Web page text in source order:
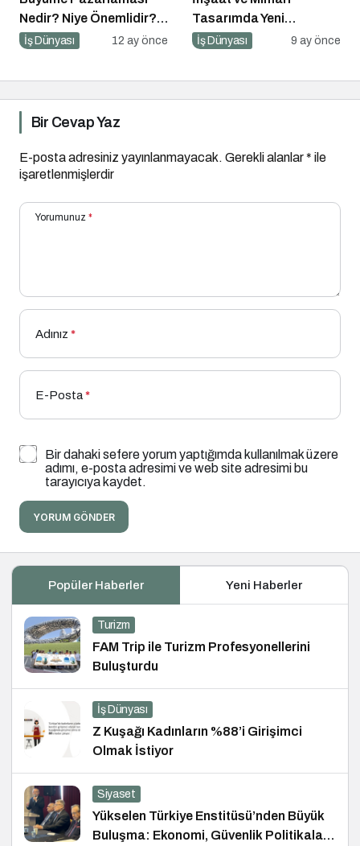
Nedir? Niye Önemlidir?
Growht Marketıng Nasıl
İş Dünyası 12 ay önce
Tasarımda Yeni
Standartlar Belirliyor
İş Dünyası 9 ay önce
Bir Cevap Yaz
E-posta adresiniz yayınlanmayacak. Gerekli alanlar* ile
işaretlenmişlerdir
Yorumunuz *
Adınız *
E-Posta*
Bir dahaki sefere yorum yaptığımda kullanılmak üzere
adımı, e-posta adresimi ve web site adresimi bu
tarayıcıya kaydet.
YORUM GÖNDER
Popüler Haberler Yeni Haberler
Turizm
FAM Trip ile Turizm Profesyonellerini
Buluşturdu
İş Dünyası
Z Kuşağı Kadınların %88’i Girişimci
Olmak İstiyor
Siyaset
Yükselen Türkiye Enstitüsü’nden Büyük
Buluşma: Ekonomi, Güvenlik Politikaları